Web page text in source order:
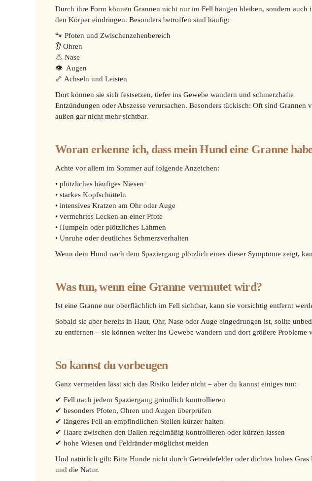
Durch ihre Form können Grannen nicht nur im Fell hängen bleiben, sondern auch
den Körper eindringen. Besonders betroffen sind häufig:
🐾 Pfoten und Zwischenzehenbereich
👂 Ohren
👃 Nase
👁 Augen
🦴 Achseln und Leisten
Dort können sie sich festsetzen, tiefer ins Gewebe wandern und schmerzhafte
Entzündungen oder Abszesse verursachen. Besonders tückisch: Oft sind Grannen
außen gar nicht mehr sichtbar.
Woran erkenne ich, dass mein Hund eine Granne
Achte vor allem im Sommer auf folgende Anzeichen:
• plötzliches häufiges Niesen
• starkes Kopfschütteln
• intensives Kratzen am Ohr oder Auge
• vermehrtes Lecken an einer Pfote
• Humpeln oder plötzliches Lahmen
• Unruhe oder deutliches Schmerzverhalten
Wenn dein Hund nach dem Spaziergang plötzlich eines dieser Symptome zeigt,
Was tun, wenn eine Granne vermutet wird?
Ist eine Granne nur oberflächlich im Fell sichtbar, kann sie vorsichtig entfernt
Sobald sie aber bereits in Haut, Ohr, Nase oder Auge eingedrungen ist, sollte
zu entfernen – sie können weiter ins Gewebe wandern und dort größere Probleme
So kannst du vorbeugen
Ganz vermeiden lässt sich das Risiko leider nicht – aber du kannst einiges tun:
✔ Fell nach jedem Spaziergang gründlich kontrollieren
✔ besonders Pfoten, Ohren und Augen überprüfen
✔ längeres Fell an empfindlichen Stellen kürzer halten
✔ Haare zwischen den Ballen regelmäßig kontrollieren oder kürzen lassen
✔ hohe Wiesen und Feldränder möglichst meiden
Und natürlich gilt: Bitte Hunde nicht durch Getreidefelder oder dichtes hohes
und die Natur.